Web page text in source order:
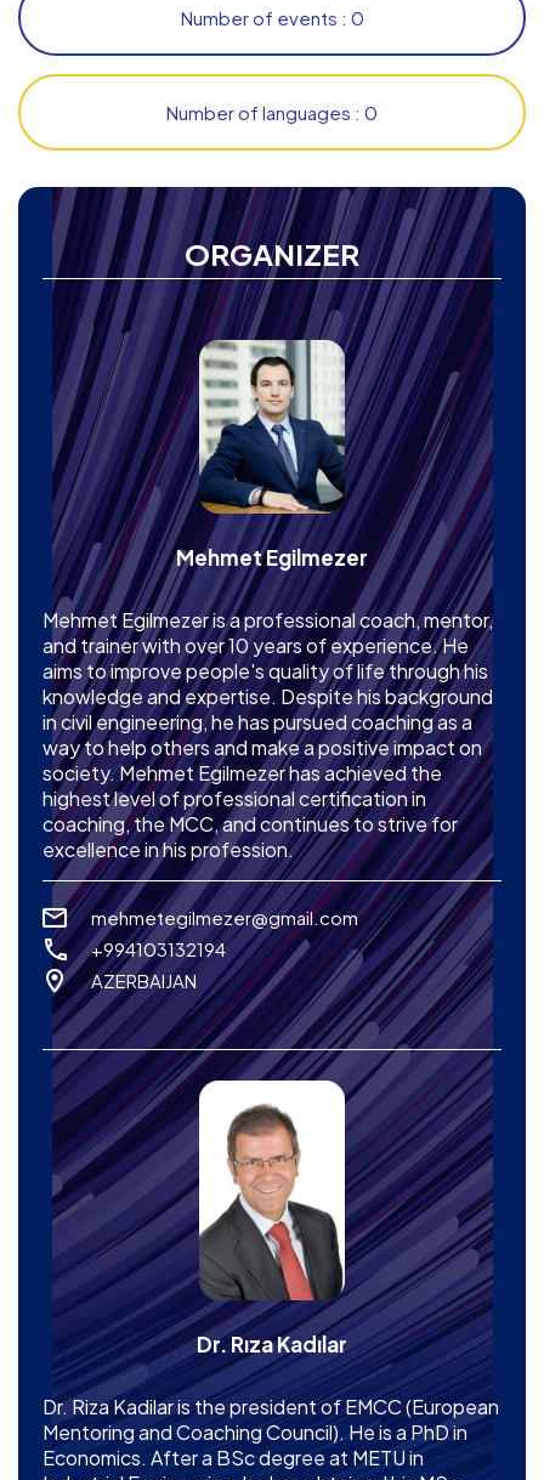
ORGANIZER
Mehmet Egilmezer
Mehmet Egilmezer is a professional coach, mentor,
and trainer with over 10 years of experience. He
aims to improve people's quality of life through his
knowledge and expertise. Despite his background
in civil engineering, he has pursued coaching as a
way to help others and make a positive impact on
society. Mehmet Egilmezer has achieved the
highest level of professional certification in
coaching, the MCC, and continues to strive for
excellence in his profession.
mehmetegilmezer@gmail.com
+994103132194
AZERBAIJAN
Dr. Rıza Kadılar
Dr. Riza Kadilar is the president of EMCC (European
Mentoring and Coaching Council). He is a PhD in
Economics. After a BSc degree at METU in
Number of events : 0
Number of languages : 0